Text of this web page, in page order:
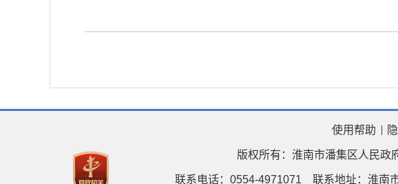
使用帮助
版权所有：淮南市潘集区人民政
联系电话：0554-4971071 联系地址：淮南